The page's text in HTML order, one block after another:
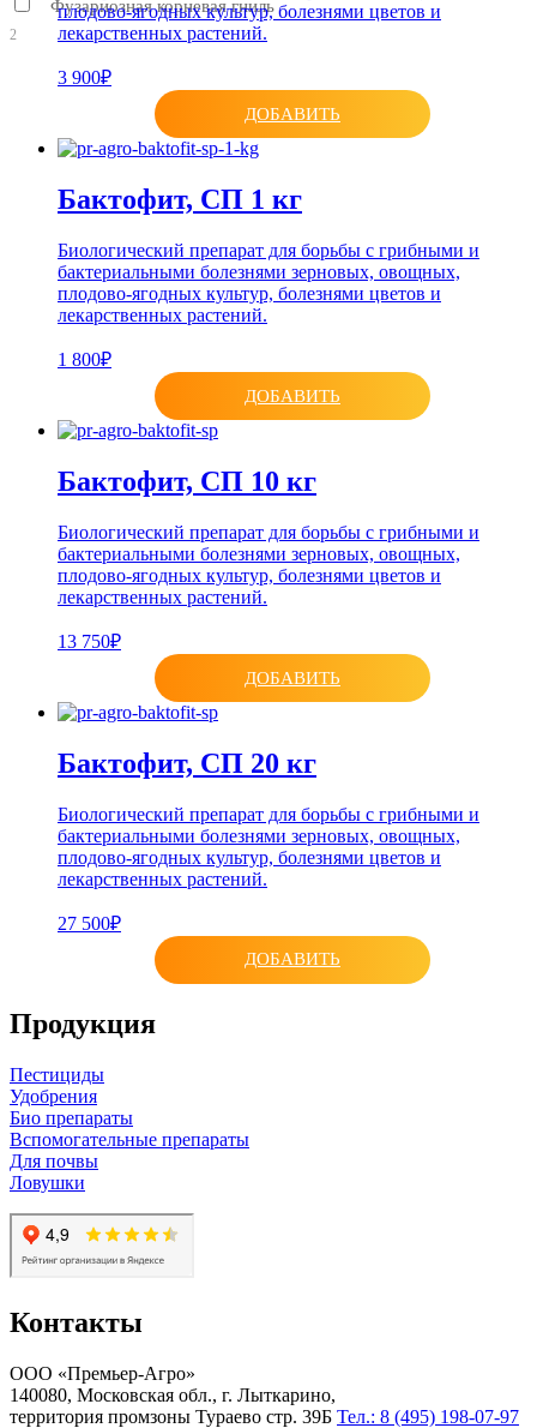
Фузариозная корневая гниль
2
плодово-ягодных культур, болезнями цветов и
лекарственных растений.
3 900₽
ДОБАВИТЬ
Бактофит, СП 1 кг
Биологический препарат для борьбы с грибными и
бактериальными болезнями зерновых, овощных,
плодово-ягодных культур, болезнями цветов и
лекарственных растений.
1 800₽
ДОБАВИТЬ
Бактофит, СП 10 кг
Биологический препарат для борьбы с грибными и
бактериальными болезнями зерновых, овощных,
плодово-ягодных культур, болезнями цветов и
лекарственных растений.
13 750₽
ДОБАВИТЬ
Бактофит, СП 20 кг
Биологический препарат для борьбы с грибными и
бактериальными болезнями зерновых, овощных,
плодово-ягодных культур, болезнями цветов и
лекарственных растений.
27 500₽
ДОБАВИТЬ
Продукция
Пестициды
Удобрения
Био препараты
Вспомогательные препараты
Для почвы
Ловушки
Контакты
ООО «Премьер-Агро»
140080, Московская обл., г. Лыткарино,
территория промзоны Тураево стр. 39Б Тел.: 8 (495) 198-07-97